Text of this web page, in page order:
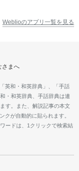
Weblioのアプリ一覧を見る
さまへ
英和・和英辞典」、「手話
・和英辞典、手話辞典は連
す。また、解説記事の本文
クが自動的に貼られます。
ードは、1クリックで検索結